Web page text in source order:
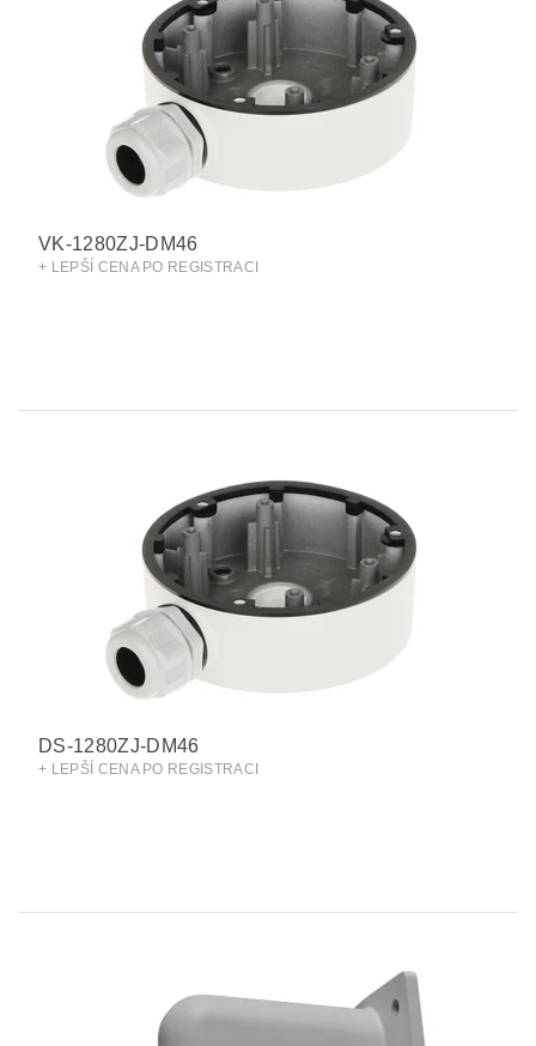
VK-1280ZJ-DM46
+ LEPŠÍ CENA PO REGISTRACI
DS-1280ZJ-DM46
+ LEPŠÍ CENA PO REGISTRACI